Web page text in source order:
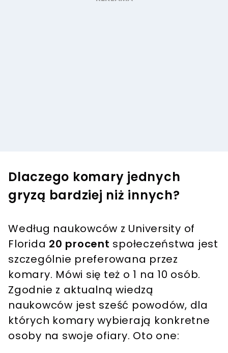
Dlaczego komary jednych
gryzą bardziej niż innych?
Według naukowców z University of
Florida 20 procent społeczeństwa jest
szczególnie preferowana przez
komary. Mówi się też o 1 na 10 osób.
Zgodnie z aktualną wiedzą
naukowców jest sześć powodów, dla
których komary wybierają konkretne
osoby na swoje ofiary. Oto one: